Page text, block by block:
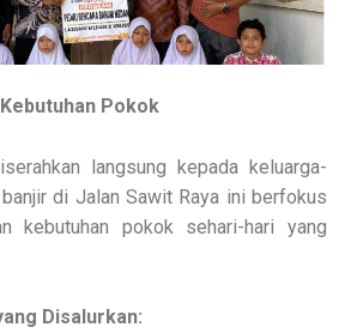
Pokok
langsung kepada keluarga-
di Jalan Sawit Raya ini berfokus
kebutuhan pokok sehari-hari yang
Disalurkan: